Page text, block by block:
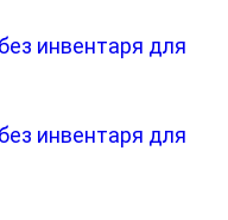
инвентаря для
инвентаря для